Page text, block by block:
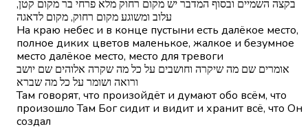
בקצה השמיים ובסוף המדבר יש מקום רחוק מלא פרחי בר מקום קטן,
עלוב ומשוגע מקום רחוק, מקום לדאגה
На краю небес и в конце пустыни есть далёкое место,
полное диких цветов маленькое, жалкое и безумное
место далёкое место, место для тревоги
אומרים שם מה שיקרה וחושבים על כל מה שקרה אלוהים שם יושב
ורואה ושומר על כל מה שברא
Там говорят, что произойдёт и думают обо всём, что
произошло Там Бог сидит и видит и хранит всё, что Он
создал